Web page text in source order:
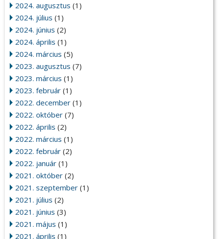
2024. augusztus (1)
2024. július (1)
2024. június (2)
2024. április (1)
2024. március (5)
2023. augusztus (7)
2023. március (1)
2023. február (1)
2022. december (1)
2022. október (7)
2022. április (2)
2022. március (1)
2022. február (2)
2022. január (1)
2021. október (2)
2021. szeptember (1)
2021. július (2)
2021. június (3)
2021. május (1)
2021. április (1)